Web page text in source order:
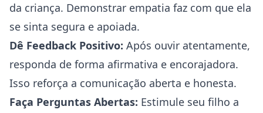
da criança. Demonstrar empatia faz com que ela
se sinta segura e apoiada.
Dê Feedback Positivo: Após ouvir atentamente,
responda de forma afirmativa e encorajadora.
Isso reforça a comunicação aberta e honesta.
Faça Perguntas Abertas: Estimule seu filho a